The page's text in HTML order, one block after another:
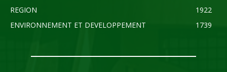
REGION
1922
ENVIRONNEMENT ET DEVELOPPEMENT
1739